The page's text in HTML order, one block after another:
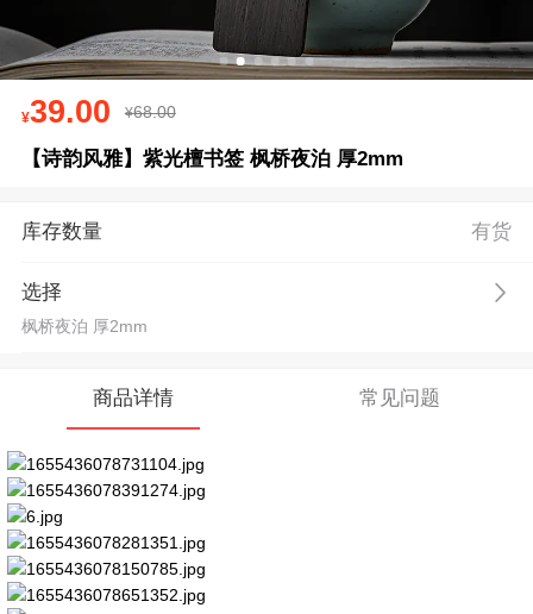
39.00 68.00
【诗韵风雅】紫光檀书签 枫桥夜泊 厚2mm
库存数量 有货
选择
枫桥夜泊 厚2mm
商品详情 常见问题